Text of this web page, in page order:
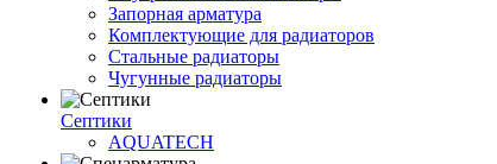
Запорная арматура
Комплектующие для радиаторов
Стальные радиаторы
Чугунные радиаторы
Септики
AQUATECH